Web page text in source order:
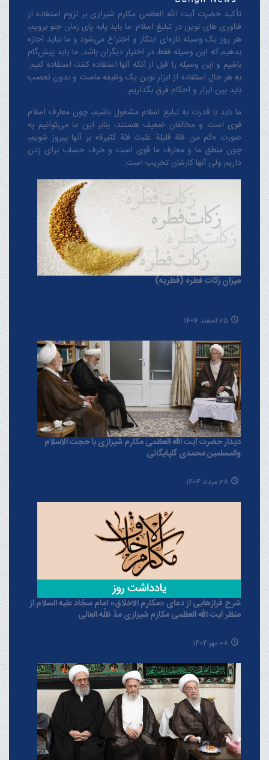
تأکید حضرت آیت الله العظمی مکارم شیرازی بر لزوم استفاده از
فناوری های نوین در تبلیغ اسلام: ما باید پابه پای زمان جلو برویم،
هر روز یک وسیله تازه‌ای ابتکار و اختراع می‌شود و ما نباید اجازه
بدهیم که این وسیله فقط در اختیار دیگران باشد. ما باید پیش‌گام
باشیم و این وسیله را قبل از آنکه آنها استفاده کنند، استفاده کنیم.
به هر حال استفاده از ابزار نوین یک وظیفه ماست و بدون تعصب
باید بین ابزار و احکام فرق بگذاریم.
ما باید با قدرت به تبلیغ اسلام مشغول باشیم، چون معارف اسلام
قوی است و مخالفان ضعیف هستند، بنابر این ما می‌توانیم به
صورت «کم من فئة قلیلة غلبت فئة کثیرة» بر آنها پیروز شویم،
چون منطق‌ ما و معارف ‌ما قوی است و حرف حساب برای زدن
داریم ولی آنها کارشان تخریب است.
میزان زکات فطره (فطریه)
25 اسفند 1404
دیدار حضرت آیت الله العظمی مکارم شیرازی با حجت الاسلام
والمسلمین محمدی گلپایگانی
28 مرداد 1404
شرح فرازهایی از دعای «مکارم الاخلاق» امام سجّاد علیه السلام از
منظر آیت الله العظمی مکارم شیرازی مدّ ظلّه العالی
08 مهر 1404